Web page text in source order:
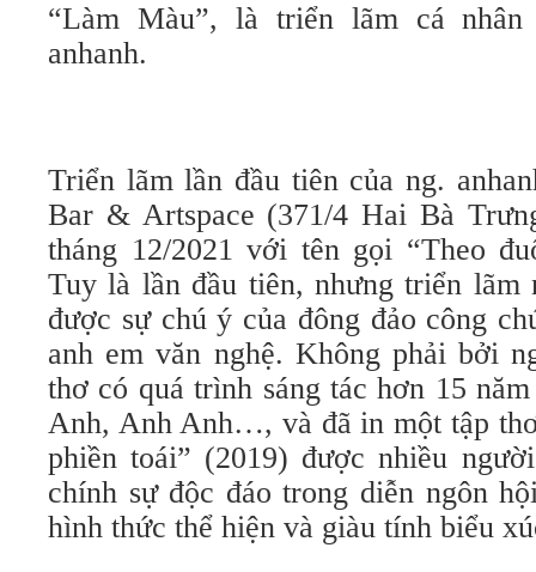
“Làm Màu”, là triển lãm cá
anhanh.
Triển lãm lần đầu tiên của ng.
Bar & Artspace (371/4 Hai Bà
tháng 12/2021 với tên gọi “Theo
Tuy là lần đầu tiên, nhưng triển lãm
được sự chú ý của đông đảo công
anh em văn nghệ. Không phải bởi
thơ có quá trình sáng tác hơn 15
Anh, Anh Anh…, và đã in một tập
phiền toái” (2019) được nhiều
chính sự độc đáo trong diễn ngôn
hình thức thể hiện và giàu tính biểu